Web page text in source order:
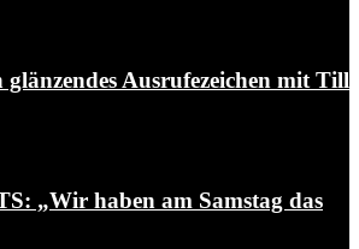
Ausrufezeichen mit Till
„Wir haben am Samstag das